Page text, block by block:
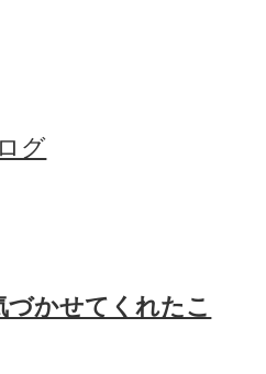
グ
かせてくれたこ